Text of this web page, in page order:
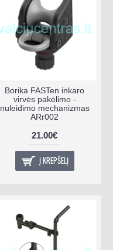
Borika FASTen inkaro
virvės pakėlimo -
nuleidimo mechanizmas
ARr002
21.00€
Į KREPŠELĮ